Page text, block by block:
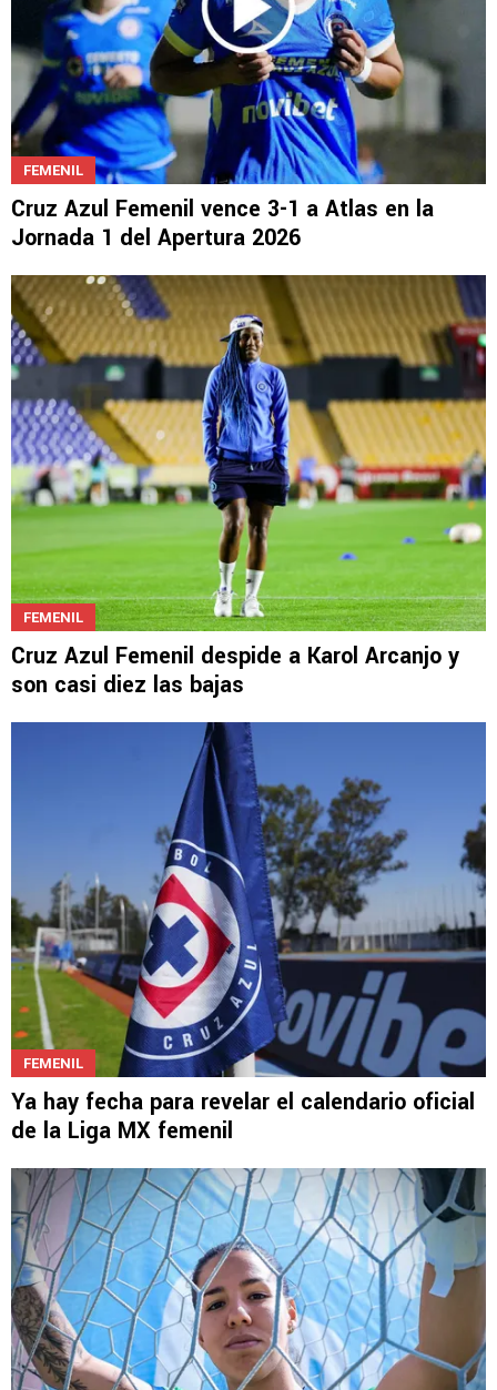
FEMENIL
Cruz Azul Femenil vence 3-1 a Atlas en la
Jornada 1 del Apertura 2026
FEMENIL
Cruz Azul Femenil despide a Karol Arcanjo y
son casi diez las bajas
FEMENIL
Ya hay fecha para revelar el calendario oficial
de la Liga MX femenil